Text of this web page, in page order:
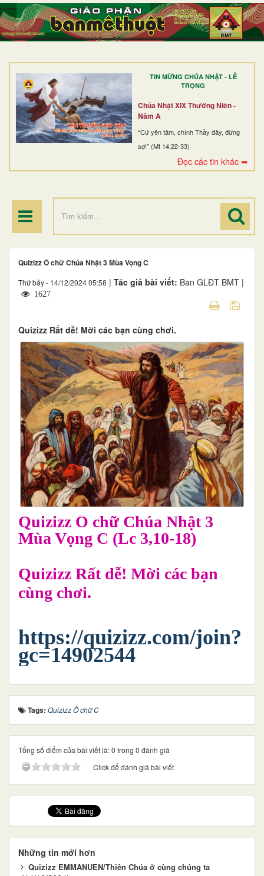
TIN MỪNG CHÚA NHẬT - LỄ
TRỌNG
Chúa Nhật XIX Thường Niên -
Năm A
“Cứ yên tâm, chính Thầy đây, đừng
sợ!” (Mt 14,22-33)
Đọc các tin khác ➥
TRANG NHẤT
GIỚI THIỆU
DÒNG TU
BAN MỤC VỤ
ĐOÀN THỂ CG
ĐIỂM HÀNH HƯƠNG
Quizizz Ô chữ Chúa Nhật 3 Mùa Vọng C
Thứ bảy - 14/12/2024 05:58 | Tác giả bài viết: Ban GLĐT BMT |
1627
Quizizz Rất dễ! Mời các bạn cùng chơi.
Quizizz Ô chữ Chúa Nhật 3
Mùa Vọng C (Lc 3,10-18)
Quizizz Rất dễ! Mời các bạn
cùng chơi.
https://quizizz.com/join?
gc=14902544
Tags: Quizizz Ô chữ C
Tổng số điểm của bài viết là: 0 trong 0 đánh giá
Click để đánh giá bài viết
Những tin mới hơn
Quizizz EMMANUEN/Thiên Chúa ở cùng chúng ta